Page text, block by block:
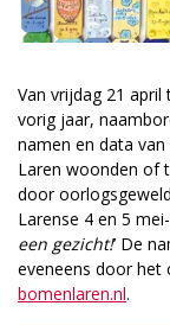
Van vrijdag 21
vorig jaar,
namen en data
Laren woonden of
door
Larense 4 en 5
een gezicht!’ De
eveneens door het
bomenlaren.nl.